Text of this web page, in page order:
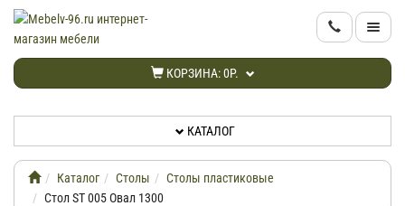
КОРЗИНА:0Р.
КАТАЛОГ
НОВИНКИ
ИНФОРМАЦИЯ
КАТАЛОГ
Каталог Столы
Столы пластиковые
Стол ST 005 Овал 1300